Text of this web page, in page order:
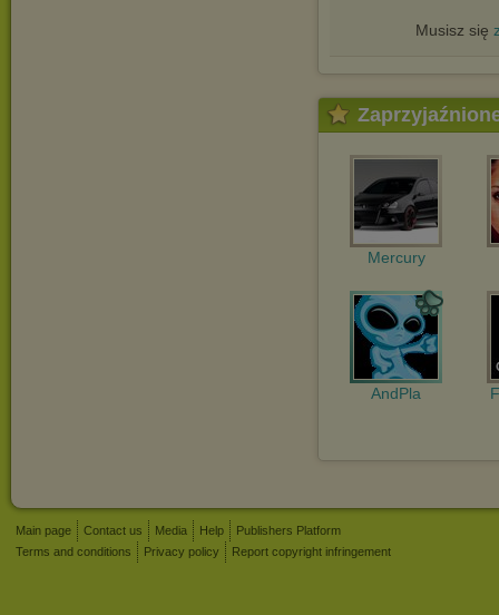
Musisz się
Mercury
AndPla
Main page Contact us Media Help
Publishers Platform
Terms and conditions
Privacy policy Report copyright infringement